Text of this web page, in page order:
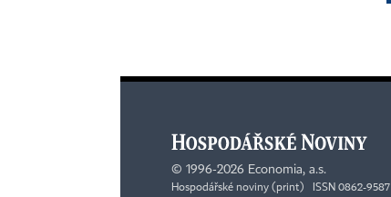
© 1996-2026 Economia, a.s.
Hospodářské noviny (print) ISSN 0862-9587